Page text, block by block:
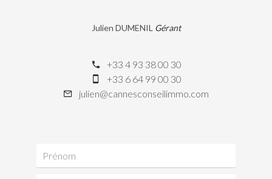
Julien DUMENIL Gérant
+33 4 93 38 00 30
+33 6 64 99 00 30
julien@cannesconseilimmo.com